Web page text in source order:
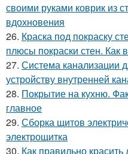
своими руками коврик из
вдохновения
26. Краска под покраску
плюсы покраски стен. Как
27. Система канализации
устройству внутренней
28. Покрытие на кухню.
главное
29. Сборка щитов
электрощитка
30. Как правильно